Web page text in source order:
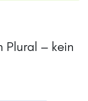
Plural – kein